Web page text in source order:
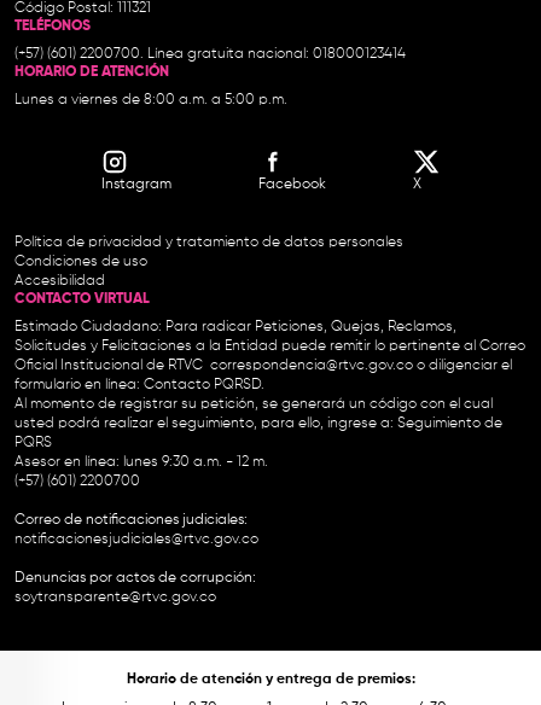
Código Postal: 111321
TELÉFONOS
(+57) (601) 2200700. Línea gratuita nacional: 018000123414
HORARIO DE ATENCIÓN
Lunes a viernes de 8:00 a.m. a 5:00 p.m.
Instagram Facebook X
Política de privacidad y tratamiento de datos personales
Condiciones de uso
Accesibilidad
CONTACTO VIRTUAL
Estimado Ciudadano: Para radicar Peticiones, Quejas, Reclamos,
Solicitudes y Felicitaciones a la Entidad puede remitir lo pertinente al Correo
Oficial Institucional de RTVC correspondencia@rtvc.gov.co o diligenciar el
formulario en línea: Contacto PQRSD.
Al momento de registrar su petición, se generará un código con el cual
usted podrá realizar el seguimiento, para ello, ingrese a: Seguimiento de
PQRS
Asesor en línea: lunes 9:30 a.m. - 12 m.
(+57) (601) 2200700
Correo de notificaciones judiciales:
notificacionesjudiciales@rtvc.gov.co
Denuncias por actos de corrupción:
soytransparente@rtvc.gov.co
Horario de atención y entrega de premios: